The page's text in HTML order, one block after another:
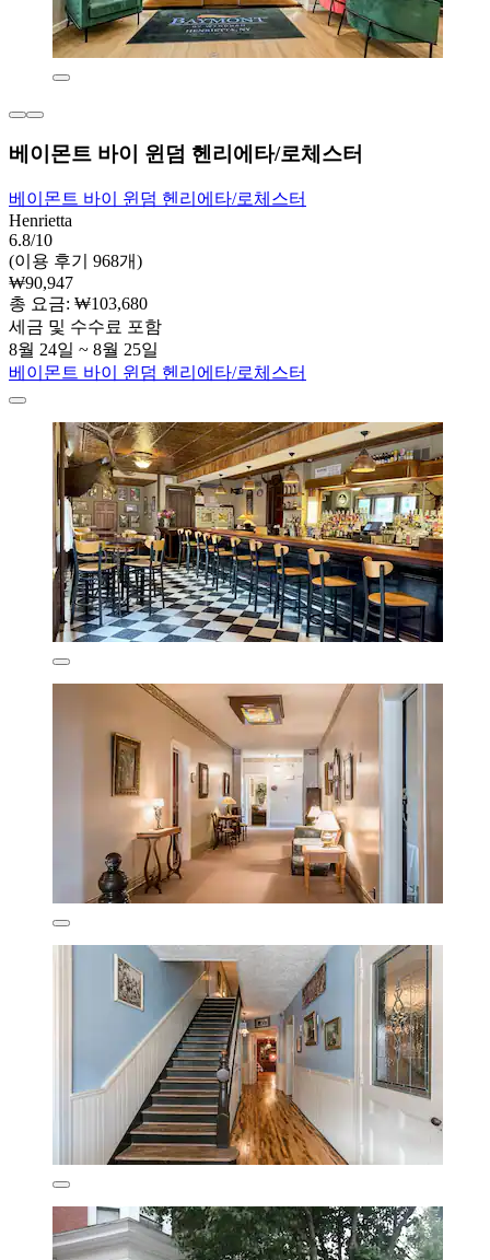
베이몬트 바이 윈덤 헨리에타/로체스터
베이몬트 바이 윈덤 헨리에타/로체스터
Henrietta
6.8/10
(이용 후기 968개)
₩90,947
총 요금: ₩103,680
세금 및 수수료 포함
8월 24일 ~ 8월 25일
베이몬트 바이 윈덤 헨리에타/로체스터